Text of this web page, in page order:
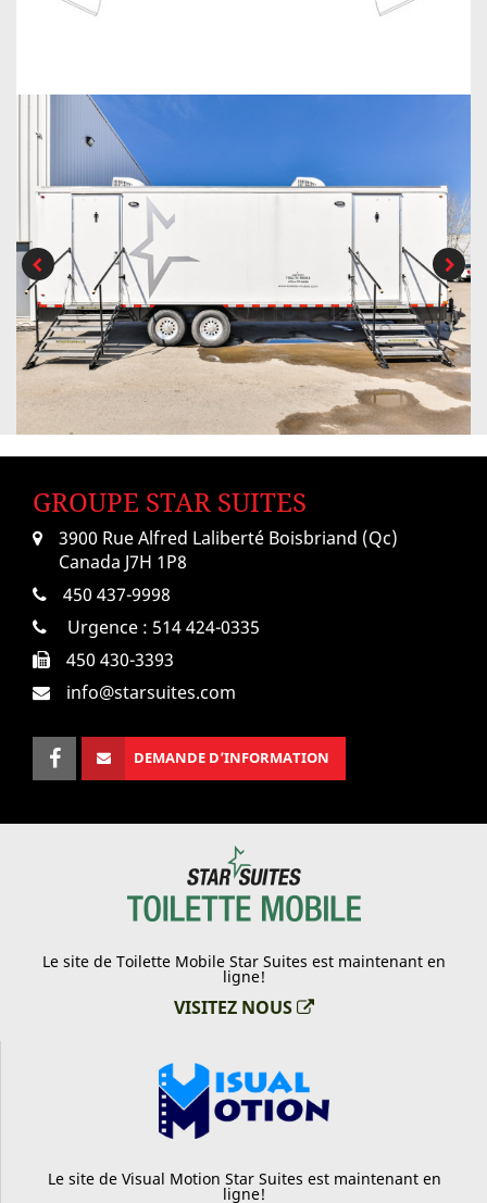
GROUPE STAR SUITES
3900 Rue Alfred Laliberté Boisbriand (Qc)
Canada J7H 1P8
450 437-9998
Urgence : 514 424-0335
450 430-3393
info@starsuites.com
DEMANDE D’INFORMATION
Le site de Toilette Mobile Star Suites est maintenant en
ligne!
VISITEZ NOUS
Le site de Visual Motion Star Suites est maintenant en
ligne!